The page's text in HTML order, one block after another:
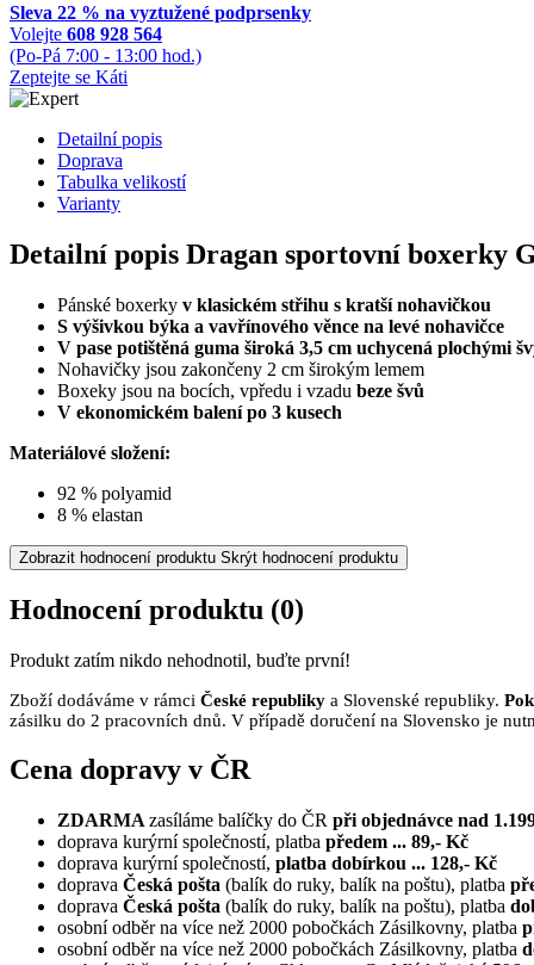
Sleva 22 % na vyztužené podprsenky
Volejte 608 928 564
(Po-Pá 7:00 - 13:00 hod.)
Zeptejte se Káti
Detailní popis
Doprava
Tabulka velikostí
Varianty
Detailní popis Dragan sportovní boxerky
Pánské boxerky v klasickém střihu s kratší nohavičkou
S výšivkou býka a vavřínového věnce na levé nohavičce
V pase potištěná guma široká 3,5 cm uchycená plochými
Nohavičky jsou zakončeny 2 cm širokým lemem
Boxeky jsou na bocích, vpředu i vzadu beze švů
V ekonomickém balení po 3 kusech
Materiálové složení:
92 % polyamid
8 % elastan
Zobrazit hodnocení produktu Skrýt hodnocení produktu
Hodnocení produktu (0)
Produkt zatím nikdo nehodnotil, buďte první!
Zboží dodáváme v rámci České republiky a Slovenské republiky.
zásilku do 2 pracovních dnů. V případě doručení na Slovensko je
Cena dopravy v ČR
ZDARMA zasíláme balíčky do ČR při objednávce nad
doprava kurýrní společností, platba předem ... 89,- Kč
doprava kurýrní společností, platba dobírkou ... 128,- Kč
doprava Česká pošta (balík do ruky, balík na poštu), platba
doprava Česká pošta (balík do ruky, balík na poštu), platba
osobní odběr na více než 2000 pobočkách Zásilkovny, platba
osobní odběr na více než 2000 pobočkách Zásilkovny, platba